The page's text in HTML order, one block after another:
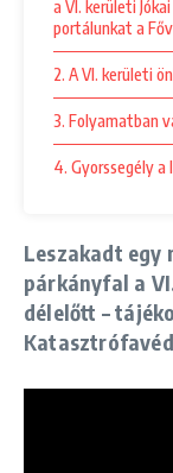
a VI. kerületi
portálunkat a
2. A VI. kerületi
3. Folyamatban
4. Gyorssegély a
Leszakadt egy
párkányfal a
délelőtt –